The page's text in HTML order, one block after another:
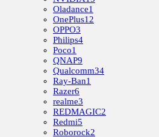
Oladance1
OnePlus12
OPPO3
Philips4
Poco1
QNAP9
Qualcomm34
Ray-Ban1
Razer6
realme3
REDMAGIC2
Redmi5
Roborock2